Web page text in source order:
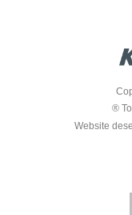
®
Website